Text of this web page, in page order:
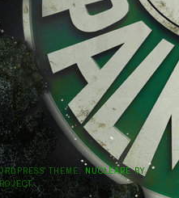
THEME: NUCLEAREBY